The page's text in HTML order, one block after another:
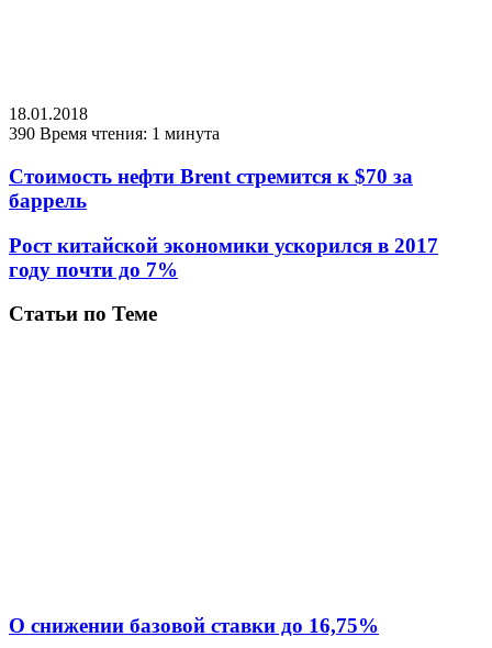
18.01.2018
390 Время чтения: 1 минута
Стоимость нефти Brent стремится к $70 за
баррель
Рост китайской экономики ускорился в 2017
году почти до 7%
Статьи по Теме
О снижении базовой ставки до 16,75%